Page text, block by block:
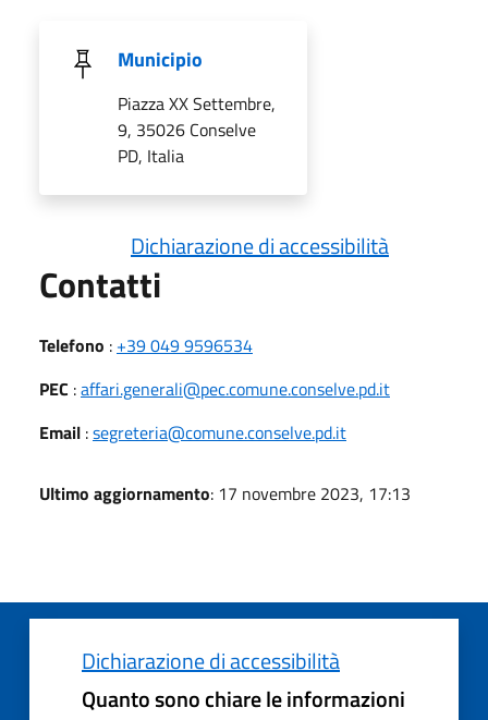
Municipio
Piazza XX Settembre,
9, 35026 Conselve
PD, Italia
Dichiarazione di accessibilità
Contatti
Telefono : +39 049 9596534
PEC :affari.generali@pec.comune.conselve.pd.it
Email :segreteria@comune.conselve.pd.it
Ultimo aggiornamento: 17 novembre 2023, 17:13
Dichiarazione di accessibilità
Quanto sono chiare le informazioni